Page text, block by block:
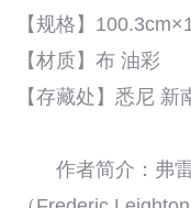
【规格】
【材质】布 油彩
【存藏处】悉尼
作者简介：弗雷